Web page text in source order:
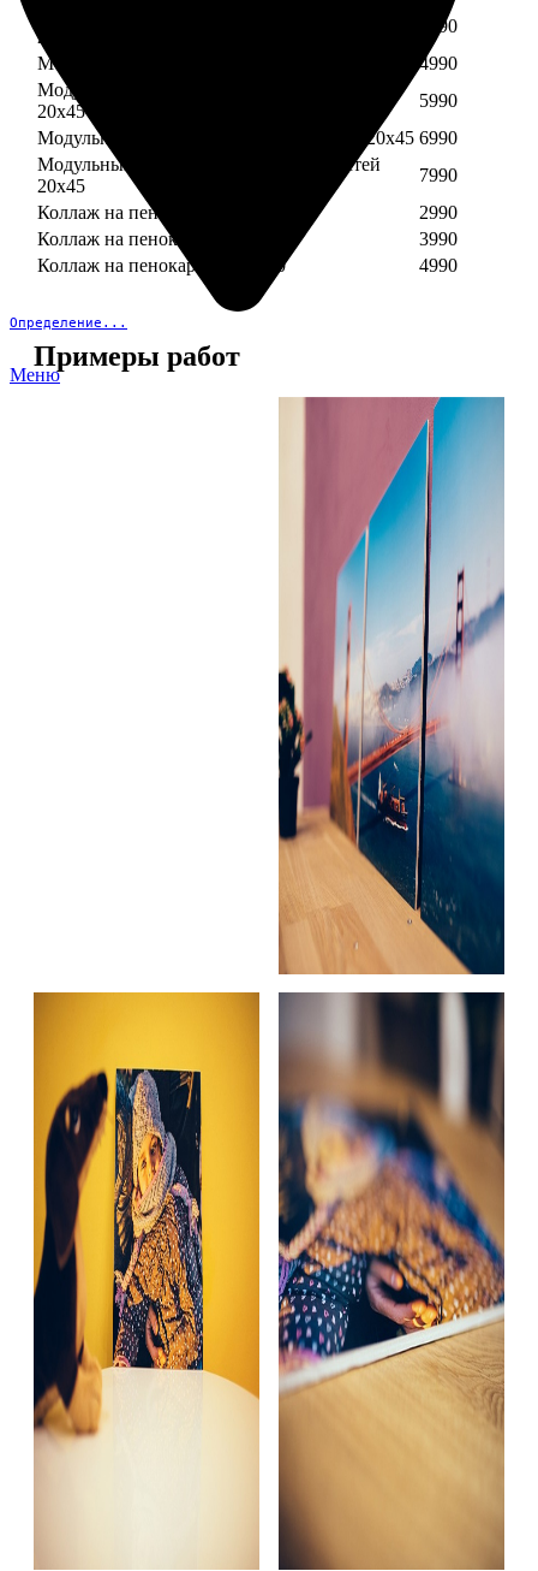
Определение...
Меню
20х45
3990
Модульный пенокартон из пяти частей 20х45
4990
Модульный пенокартон из шести частей
20х45
5990
Модульный пенокартон из семи частей 20х45 6990
Модульный пенокартон из восьми частей
20х45
7990
Коллаж на пенокартоне 30х30
2990
Коллаж на пенокартоне 30х60
3990
Коллаж на пенокартоне 30х90
4990
Примеры работ